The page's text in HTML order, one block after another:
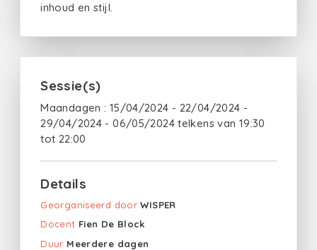
inhoud en stijl.
Sessie(s)
Maandagen : 15/04/2024 - 22/04/2024 -
29/04/2024 - 06/05/2024 telkens van 19:30
tot 22:00
Details
Georganiseerd door WISPER
Docent Fien De Block
Duur Meerdere dagen